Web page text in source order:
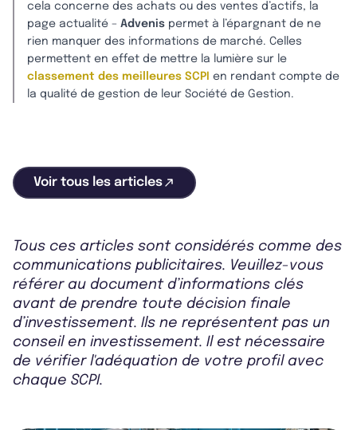
cela concerne des achats ou des ventes d’actifs, la
page actualité – Advenis permet à l’épargnant de ne
rien manquer des informations de marché. Celles
permettent en effet de mettre la lumière sur le
classement des meilleures SCPI en rendant compte de
la qualité de gestion de leur Société de Gestion.
Voir tous les articles
Tous ces articles sont considérés comme des
communications publicitaires. Veuillez-vous
référer au document d’informations clés
avant de prendre toute décision finale
d’investissement. Ils ne représentent pas un
conseil en investissement. Il est nécessaire
de vérifier l'adéquation de votre profil avec
chaque SCPI.